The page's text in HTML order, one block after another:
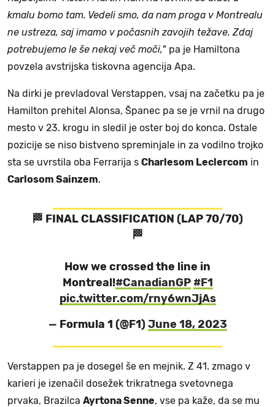
kmalu bomo tam. Vedeli smo, da nam proga v Montrealu
ne ustreza, saj imamo v počasnih zavojih težave. Zdaj
potrebujemo le še nekaj več moči," pa je Hamiltona
povzela avstrijska tiskovna agencija Apa.
Na dirki je prevladoval Verstappen, vsaj na začetku pa je
Hamilton prehitel Alonsa, Španec pa se je vrnil na drugo
mesto v 23. krogu in sledil je oster boj do konca. Ostale
pozicije se niso bistveno spreminjale in za vodilno trojko
sta se uvrstila oba Ferrarija s Charlesom Leclercom in
Carlosom Sainzem.
🏁 FINAL CLASSIFICATION (LAP 70/70)
🏁
How we crossed the line in
Montreal!#CanadianGP #F1
pic.twitter.com/rny6wnJjAs
— Formula 1 (@F1)June 18, 2023
Verstappen pa je dosegel še en mejnik. Z 41. zmago v
karieri je izenačil dosežek trikratnega svetovnega
prvaka, Brazilca Ayrtona Senne, vse pa kaže, da se mu